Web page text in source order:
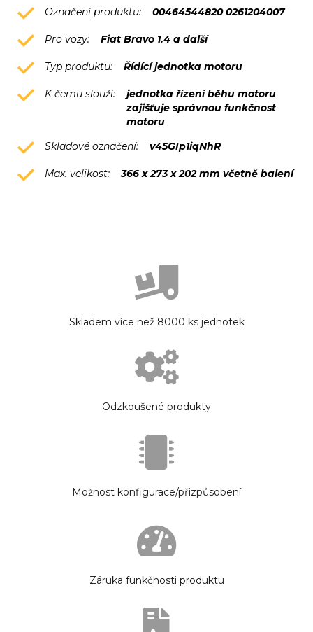
Označení produktu: 00464544820 0261204007
Pro vozy: Fiat Bravo 1.4 a další
Typ produktu: Řídící jednotka motoru
K čemu slouží:
jednotka řízení běhu motoru
zajišťuje správnou funkčnost
motoru
Skladové označení:
v45GIp1iqNhR
Max. velikost: 366 x 273 x 202 mm včetně balení
Skladem více než 8000 ks jednotek
Odzkoušené produkty
Možnost konfigurace/přizpůsobení
Záruka funkčnosti produktu